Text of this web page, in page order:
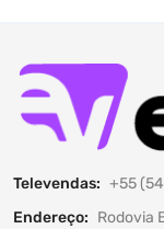
Televendas: +55
Endereço: Rodovia